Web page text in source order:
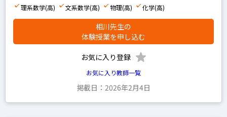
現代社会
理系数学(高)
文系数学(高) 物理(高) 化学(高)
相川先生の
体験授業を申し込む
お気に入り登録
お気に入り教師一覧
掲載日：2026年2月4日